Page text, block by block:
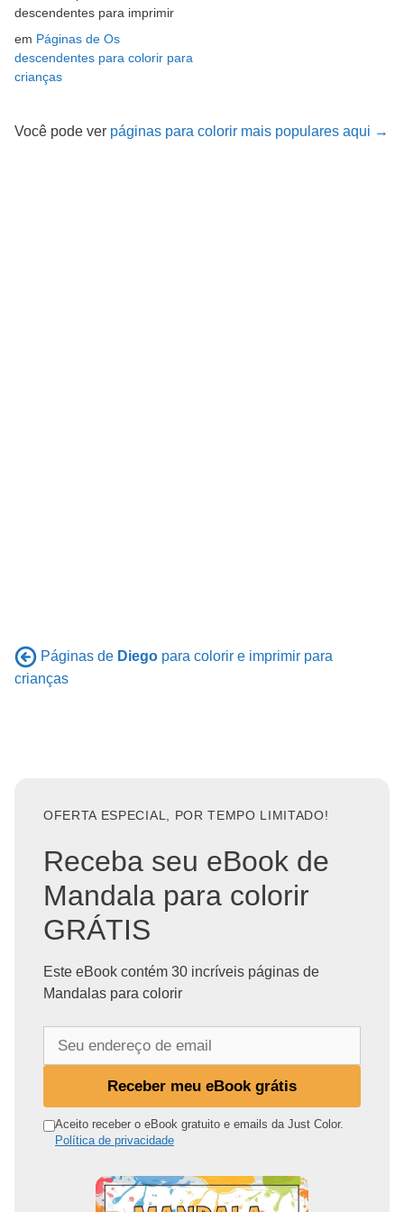
descendentes para imprimir
em Páginas de Os
descendentes para colorir para
crianças
Você pode ver páginas para colorir mais populares aqui →
Páginas de Diego para colorir e imprimir para
crianças
OFERTA ESPECIAL, POR TEMPO LIMITADO!
Receba seu eBook de
Mandala para colorir
GRÁTIS
Este eBook contém 30 incríveis páginas de
Mandalas para colorir
n
Receber meu eBook grátis
Aceito receber o eBook gratuito e emails da Just Color.
Política de privacidade